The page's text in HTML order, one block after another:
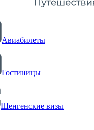
Авиабилеты
Гостиницы
Шенгенские визы